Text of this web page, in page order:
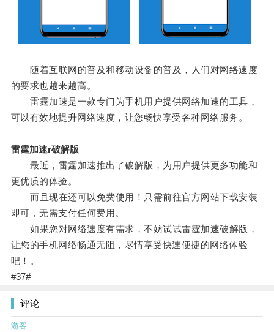
随着互联网的普及和移动设备的普及，人们对网络速度
的要求也越来越高。
雷霆加速是一款专门为手机用户提供网络加速的工具，
可以有效地提升网络速度，让您畅快享受各种网络服务。
雷霆加速r破解版
最近，雷霆加速推出了破解版，为用户提供更多功能和
更优质的体验。
而且现在还可以免费使用！只需前往官方网站下载安装
即可，无需支付任何费用。
如果您对网络速度有需求，不妨试试雷霆加速破解版，
让您的手机网络畅通无阻，尽情享受快速便捷的网络体验
吧！。
#37#
评论
游客